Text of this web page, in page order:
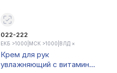
022-222
ЕКБ >1000 МСК >1000 ВЛД ×
Крем для рук
увлажняющий с витамином